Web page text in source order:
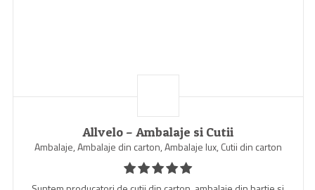
Allvelo – Ambalaje si Cutii
Ambalaje, Ambalaje din carton, Ambalaje lux, Cutii din carton